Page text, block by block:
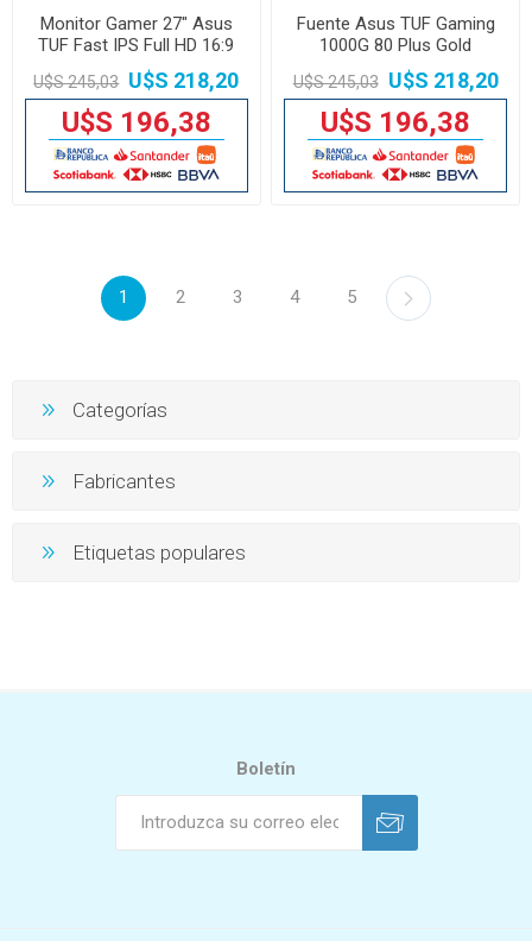
Monitor Gamer 27" Asus
TUF Fast IPS Full HD 16:9
U$S 245,03 U$S 218,20
U$S 196,38
Fuente Asus TUF Gaming
1000G 80 Plus Gold
U$S 245,03 U$S 218,20
U$S 196,38
1 2 3 4 5
Categorías
Fabricantes
Etiquetas populares
Boletín